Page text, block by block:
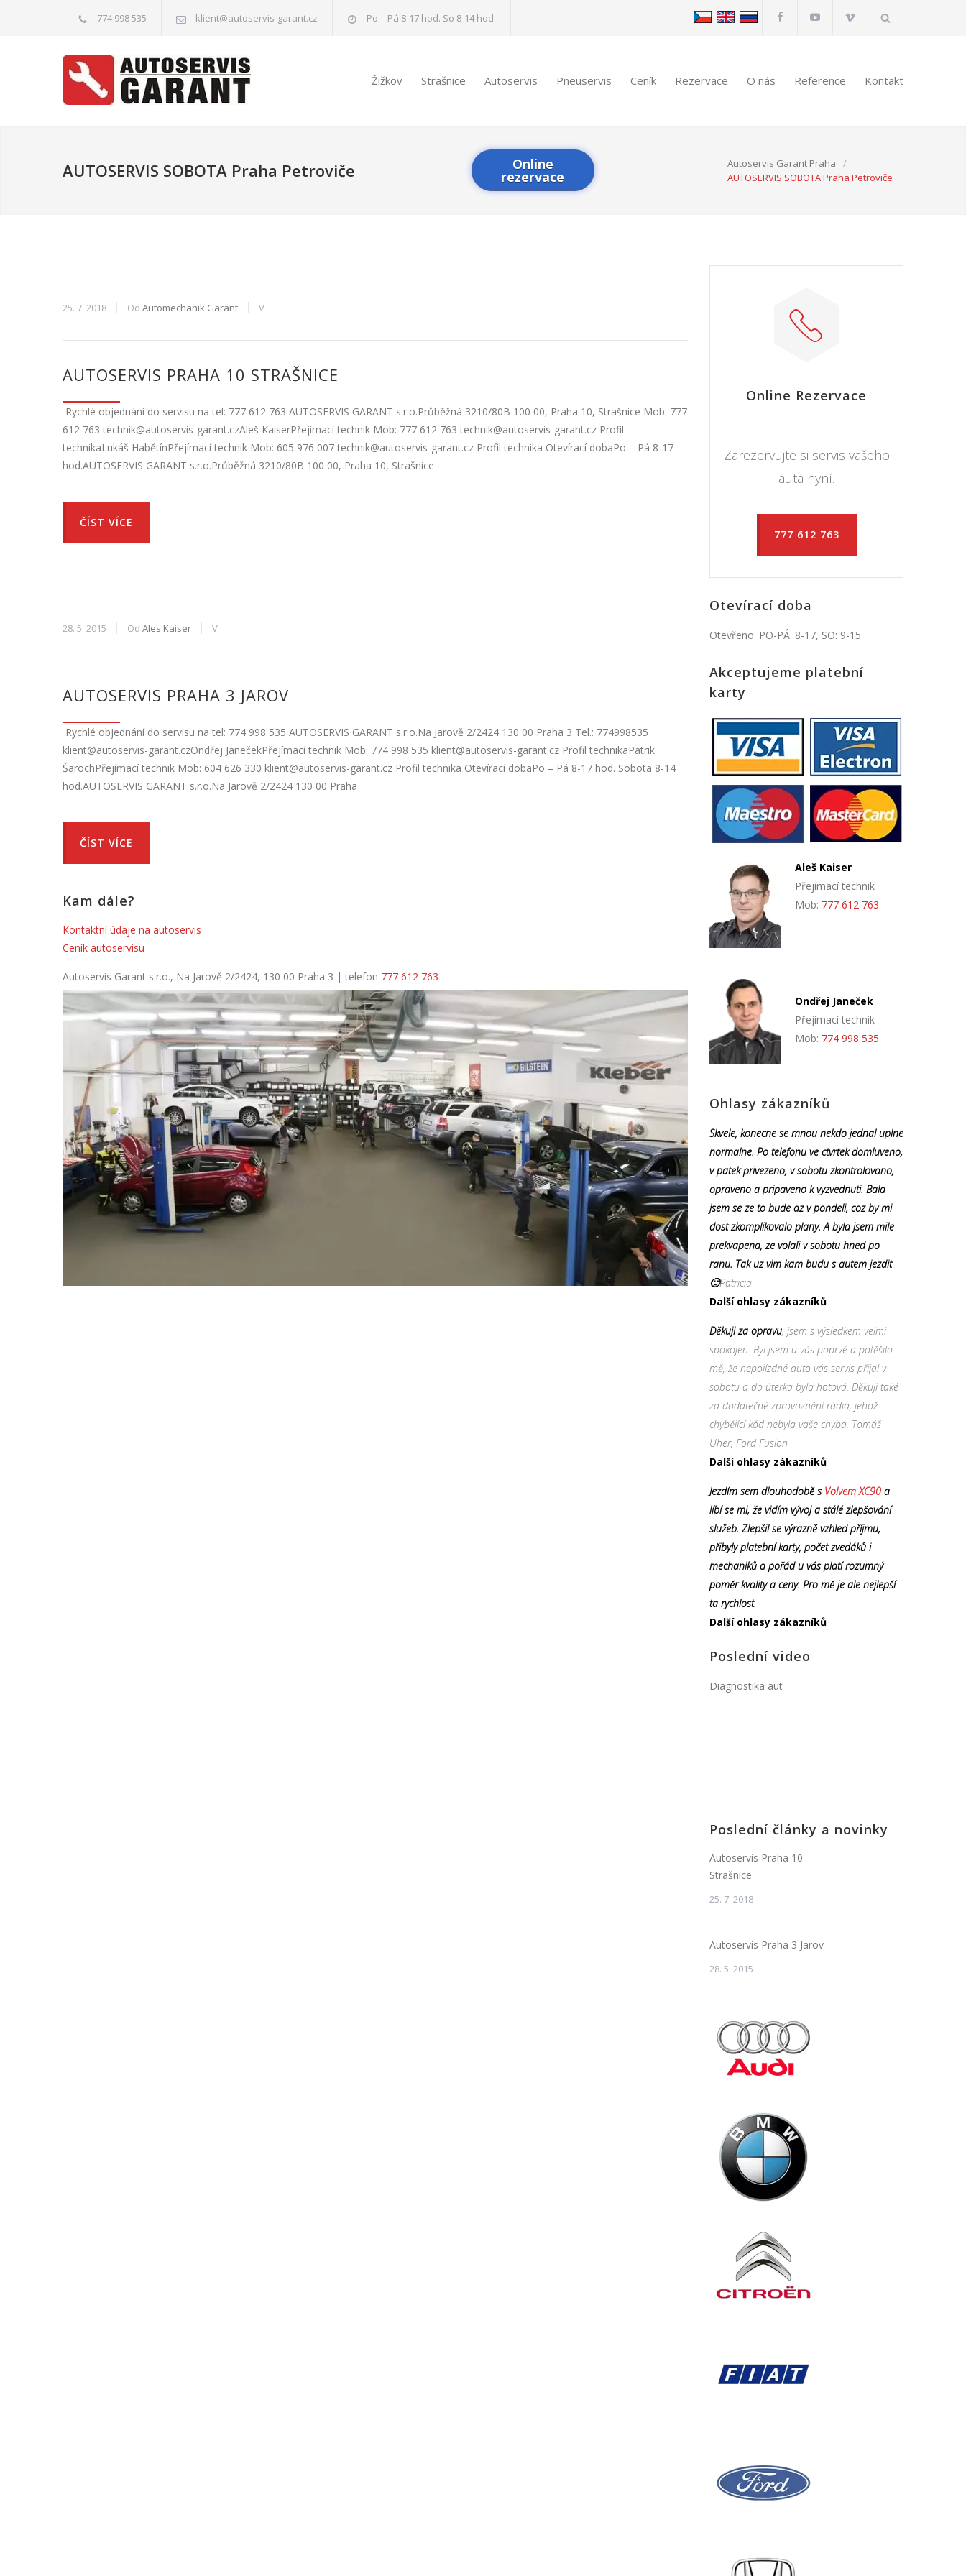
774 998 535 klient@autoservis-garant.cz Po – Pá 8-17 hod. So 8-14 hod.
Žižkov Strašnice Autoservis Pneuservis Ceník Rezervace O nás Reference Kontakt
AUTOSERVIS SOBOTA Praha Petroviče Online
rezervace
Autoservis Garant Praha
/
AUTOSERVIS SOBOTA Praha Petroviče
25. 7. 2018 Od Automechanik Garant V
AUTOSERVIS PRAHA 10 STRAŠNICE
Rychlé objednání do servisu na tel: 777 612 763 AUTOSERVIS GARANT s.r.o.Průběžná 3210/80B 100 00, Praha 10, Strašnice Mob: 777
612 763 technik@autoservis-garant.czAleš KaiserPřejímací technik Mob: 777 612 763 technik@autoservis-garant.cz Profil
technikaLukáš HabětínPřejímací technik Mob: 605 976 007 technik@autoservis-garant.cz Profil technika Otevírací dobaPo – Pá 8-17
hod.AUTOSERVIS GARANT s.r.o.Průběžná 3210/80B 100 00, Praha 10, Strašnice
ČÍST VÍCE
28. 5. 2015 Od Ales Kaiser V
AUTOSERVIS PRAHA 3 JAROV
Rychlé objednání do servisu na tel: 774 998 535 AUTOSERVIS GARANT s.r.o.Na Jarově 2/2424 130 00 Praha 3 Tel.: 774998535
klient@autoservis-garant.czOndřej JanečekPřejímací technik Mob: 774 998 535 klient@autoservis-garant.cz Profil technikaPatrik
ŠarochPřejímací technik Mob: 604 626 330 klient@autoservis-garant.cz Profil technika Otevírací dobaPo – Pá 8-17 hod. Sobota 8-14
hod.AUTOSERVIS GARANT s.r.o.Na Jarově 2/2424 130 00 Praha
ČÍST VÍCE
Kam dále?
Kontaktní údaje na autoservis
Ceník autoservisu
Autoservis Garant s.r.o., Na Jarově 2/2424, 130 00 Praha 3 | telefon 777 612 763
Online Rezervace
Zarezervujte si servis vašeho
auta nyní.
777 612 763
Otevírací doba
Otevřeno: PO-PÁ: 8-17, SO: 9-15
Akceptujeme platební
karty
Aleš Kaiser
Přejímací technik
Mob: 777 612 763
Ondřej Janeček
Přejímací technik
Mob: 774 998 535
Ohlasy zákazníků
Skvele, konecne se mnou nekdo jednal uplne
normalne. Po telefonu ve ctvrtek domluveno,
v patek privezeno, v sobotu zkontrolovano,
opraveno a pripaveno k vyzvednuti. Bala
jsem se ze to bude az v pondeli, coz by mi
dost zkomplikovalo plany. A byla jsem mile
prekvapena, ze volali v sobotu hned po
ranu. Tak uz vim kam budu s autem jezdit
🙂Patricia
Další ohlasy zákazníků
Děkuji za opravu, jsem s výsledkem velmi
spokojen. Byl jsem u vás poprvé a potěšilo
mě, že nepojízdné auto vás servis přijal v
sobotu a do úterka byla hotová. Děkuji také
za dodatečné zprovoznění rádia, jehož
chybějící kód nebyla vaše chyba. Tomáš
Uher, Ford Fusion
Další ohlasy zákazníků
Jezdím sem dlouhodobě s Volvem XC90 a
líbí se mi, že vidím vývoj a stálé zlepšování
služeb. Zlepšil se výrazně vzhled příjmu,
přibyly platební karty, počet zvedáků i
mechaniků a pořád u vás platí rozumný
poměr kvality a ceny. Pro mě je ale nejlepší
ta rychlost.
Další ohlasy zákazníků
Poslední video
Diagnostika aut
Poslední články a novinky
Autoservis Praha 10
Strašnice
25. 7. 2018
Autoservis Praha 3 Jarov
28. 5. 2015